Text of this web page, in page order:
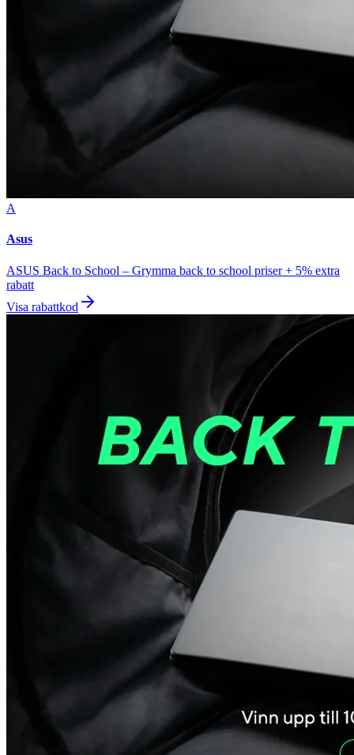
A
Asus
ASUS Back to School – Grymma back to school priser + 5% extra
rabatt
Visa rabattkod